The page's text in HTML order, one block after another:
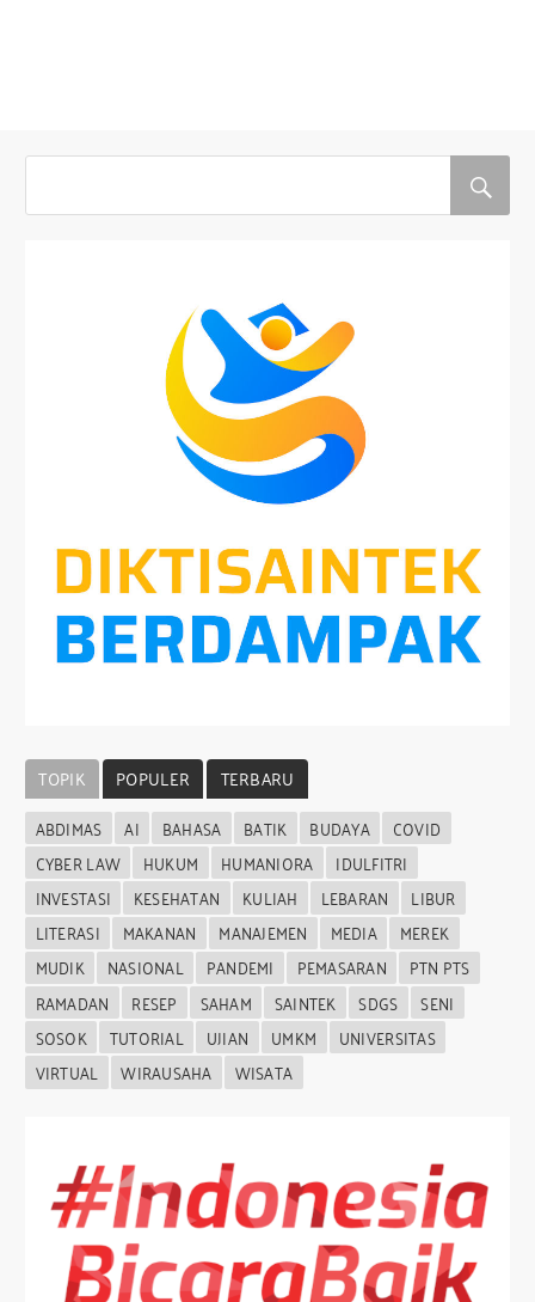
TOPIK POPULER
TERBARU
ABDIMAS
AI BAHASA BATIK BUDAYA
COVID
CYBER LAW
HUKUM HUMANIORA
IDULFITRI
INVESTASI
KESEHATAN KULIAH LEBARAN
LIBUR
LITERASI
MAKANAN MANAJEMEN MEDIA
MEREK
MUDIK
NASIONAL PANDEMI PEMASARAN
PTN PTS
RAMADAN
RESEP SAHAM SAINTEK SDGS
SENI
SOSOK
TUTORIAL UJIAN UMKM
UNIVERSITAS
VIRTUAL
WIRAUSAHA WISATA